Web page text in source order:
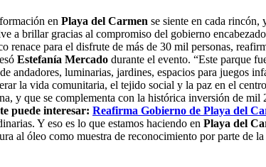
en Playa del Carmen se siente en cada
a brillar gracias al compromiso del gobierno
renace para el disfrute de más de 30 mil personas,
Estefanía Mercado durante el evento. “Este parque
luminarias, jardines, espacios para juegos
la vida comunitaria, el tejido social y la paz en el
y que se complementa con la histórica inversión de mil
puede interesar: Reafirma Gobierno de Playa del
Y eso es lo que estamos haciendo en Playa del
al óleo como muestra de reconocimiento por parte de